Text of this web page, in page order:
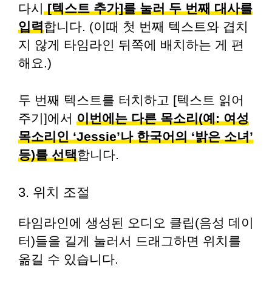
다시[텍스트 추가]를 눌러 두 번째 대사를
입력합니다. (이때 첫 번째 텍스트와 겹치
지 않게 타임라인 뒤쪽에 배치하는 게 편
해요.)
두 번째 텍스트를 터치하고 [텍스트 읽어
주기]에서 이번에는 다른 목소리(예: 여성
목소리인 ‘Jessie’나 한국어의 ‘밝은 소녀’
등)를 선택합니다.
3. 위치 조절
타임라인에 생성된 오디오 클립(음성 데이
터)들을 길게 눌러서 드래그하면 위치를
옮길 수 있습니다.